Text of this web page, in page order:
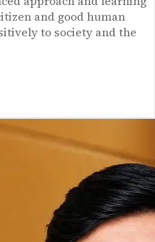
and good human
to society and the